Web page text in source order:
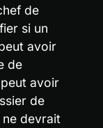
de
si un
avoir
de
avoir
de
devrait